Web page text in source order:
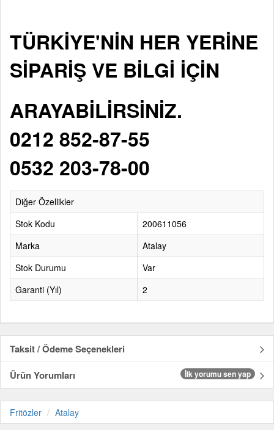
TÜRKİYE'NİN HER YERİNE
SİPARİŞ VE BİLGİ İÇİN
ARAYABİLİRSİNİZ.
0212 852-87-55
0532 203-78-00
Diğer Özellikler
Stok Kodu
200611056
Marka
Atalay
Stok Durumu
Var
Garanti (Yıl)
2
Taksit / Ödeme Seçenekleri
Ürün Yorumları
İlk yorumu sen yap
Fritözler Atalay